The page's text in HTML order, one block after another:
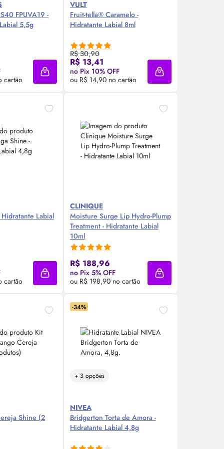
FPUVA19 -
5,5g
cartão
Agora ❯
Adicionar à sacola
VULT
Fruit-tella® Caramelo -
Hidratante Labial 8ml
R$ 30,90
R$ 13,41
no Pix 10% OFF
ou R$ 14,90 no cartão
Compre Agora ❯
Adicionar à sacola
Labial
cartão
Agora ❯
Adicionar à sacola
CLINIQUE
Moisture Surge LipHydro-Plump
Treatment - Hidratante Labial
10ml
R$ 188,96
no Pix 5% OFF
ou R$ 198,90 no cartão
Compre Agora ❯
Adicionar à sacola
Shine (2
-34%
+ 3 opções
NIVEA
Bridgerton Torta de Amora -
Hidratante Labial 4,8g